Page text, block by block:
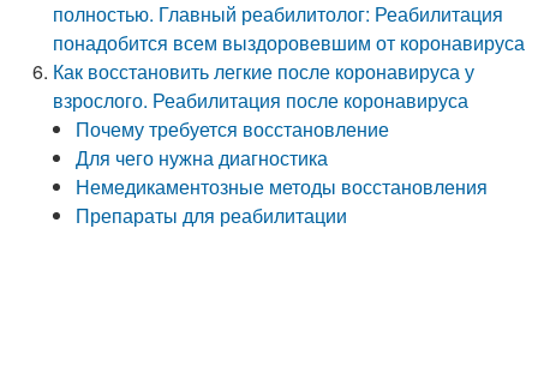
полностью. Главный реабилитолог: Реабилитация
понадобится всем выздоровевшим от коронавируса
Как восстановить легкие после коронавируса у
взрослого. Реабилитация после коронавируса
Почему требуется восстановление
Для чего нужна диагностика
Немедикаментозные методы восстановления
Препараты для реабилитации